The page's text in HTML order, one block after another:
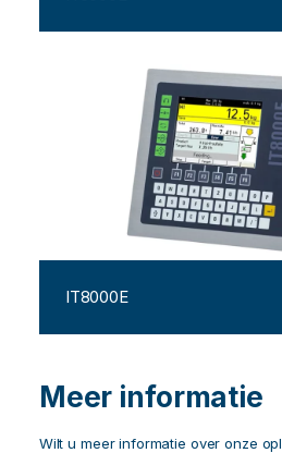
IT8000E
Meer informatie
Wilt u meer informatie over onze